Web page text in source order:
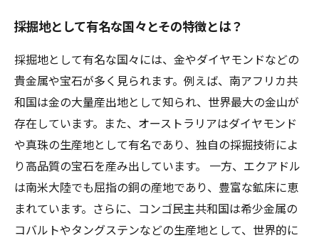
採掘地として有名な国々とその特徴とは？
採掘地として有名な国々には、金やダイヤモンドなどの
貴金属や宝石が多く見られます。例えば、南アフリカ共
和国は金の大量産出地として知られ、世界最大の金山が
存在しています。また、オーストラリアはダイヤモンド
や真珠の生産地として有名であり、独自の採掘技術によ
り高品質の宝石を産み出しています。 一方、エクアドル
は南米大陸でも屈指の銅の産地であり、豊富な鉱床に恵
まれています。さらに、コンゴ民主共和国は希少金属の
コバルトやタングステンなどの生産地として、世界的に